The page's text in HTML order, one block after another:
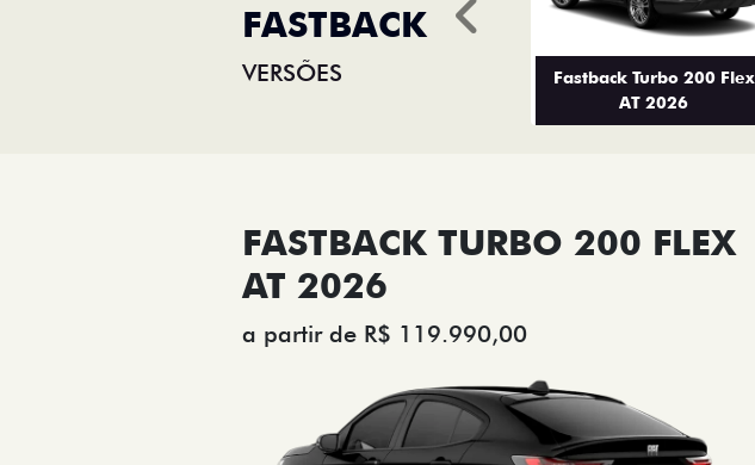
FASTBACK
VERSÕES
Fastback Turbo 200 Flex
AT 2026
Anterior
FASTBACK TURBO 200 FLEX
AT 2026
a partir de R$ 119.990,00